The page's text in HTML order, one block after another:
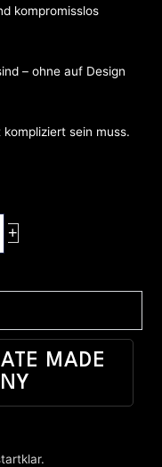
kompromisslos
– ohne auf Design
sein muss.
+
MADE